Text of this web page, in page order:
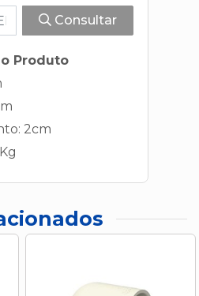
Consultar
Produto
2cm